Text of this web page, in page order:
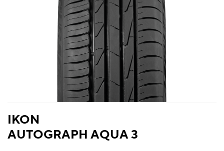
IKON
AUTOGRAPH AQUA 3